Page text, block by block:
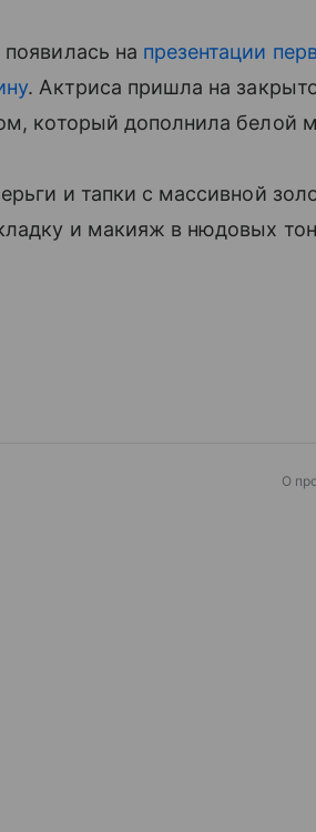
на презентации
. Актриса пришла на
который дополнила белой
и тапки с массивной
и макияж в нюдовых
О